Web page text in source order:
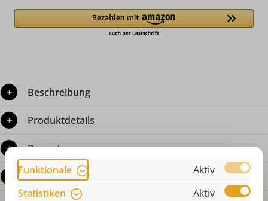
Beschreibung
Produktdetails
Bewertungen
Fragen zum Produkt
Funktionale
Aktiv
Statistiken
Aktiv